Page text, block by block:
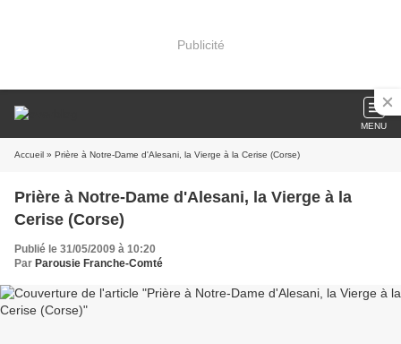
Publicité
MENU
Accueil » Prière à Notre-Dame d'Alesani, la Vierge à la Cerise (Corse)
Prière à Notre-Dame d'Alesani, la Vierge à la
Cerise (Corse)
Publié le 31/05/2009 à 10:20
Par Parousie Franche-Comté